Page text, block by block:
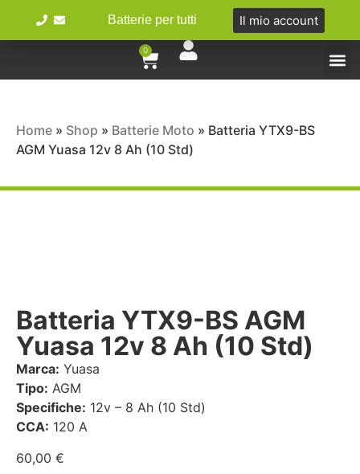
Batterie per tutti Il mio account
0
Home » Shop » Batterie Moto » Batteria YTX9-BS
AGM Yuasa 12v 8 Ah (10 Std)
Batteria YTX9-BS AGM
Yuasa 12v 8 Ah (10 Std)
Marca: Yuasa
Tipo: AGM
Specifiche: 12v – 8 Ah (10 Std)
CCA: 120 A
60,00 €